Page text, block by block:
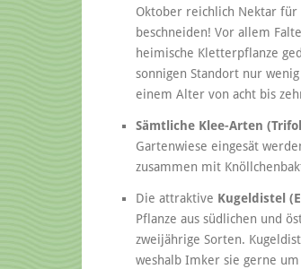
Oktober reichlich Nektar
beschneiden! Vor allem
heimische Kletterpflanze
sonnigen Standort nur
einem Alter von acht bis
Sämtliche Klee-Arten
Gartenwiese eingesät
zusammen mit
Die attraktive Kugeldistel
Pflanze aus südlichen und
zweijährige Sorten.
weshalb Imker sie gerne